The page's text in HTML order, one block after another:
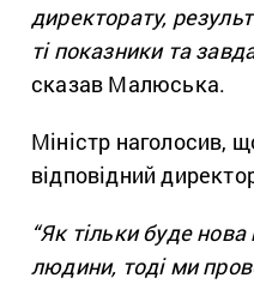
директорату,
ті показники та
сказав Малюська.
Міністр наголосив,
відповідний
“Як тільки буде
людини, тоді ми